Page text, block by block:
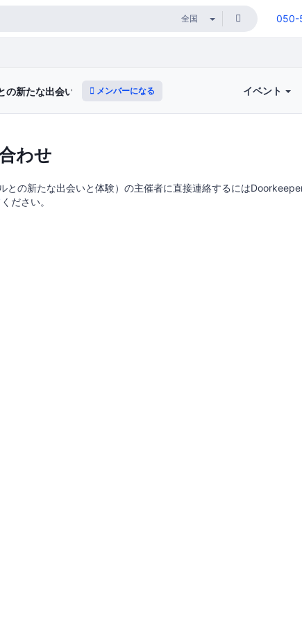
050-
の新たな出会いと体験）メンバーになる イベント
わせ
との新たな出会いと体験）の主催者に直接連絡するには
ください。